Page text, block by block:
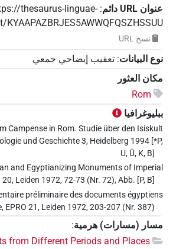
عنوان‏ ‏URL‏ دائم :
thesaurus-linguae-
نسخ‏ ‏URL
نوع البيانات: تعقيب إيضاحي جمعي
مكان العثور
Rom
ببليوغرافيا
Campense in Rom. Studie über den Isiskult
und Geschichte 3, Heidelberg 1994 [*P,
U, Ü, K, B]
and Egyptianizing Monuments of Imperial
20, Leiden 1972, 72-73 (Nr. 72), Abb. [P, B]
préliminaire des documents égyptiens
EPRO 21, Leiden 1972, 203-207 (Nr. 387)
مسار (مسارات) هرمية:
from Different Periods and Places